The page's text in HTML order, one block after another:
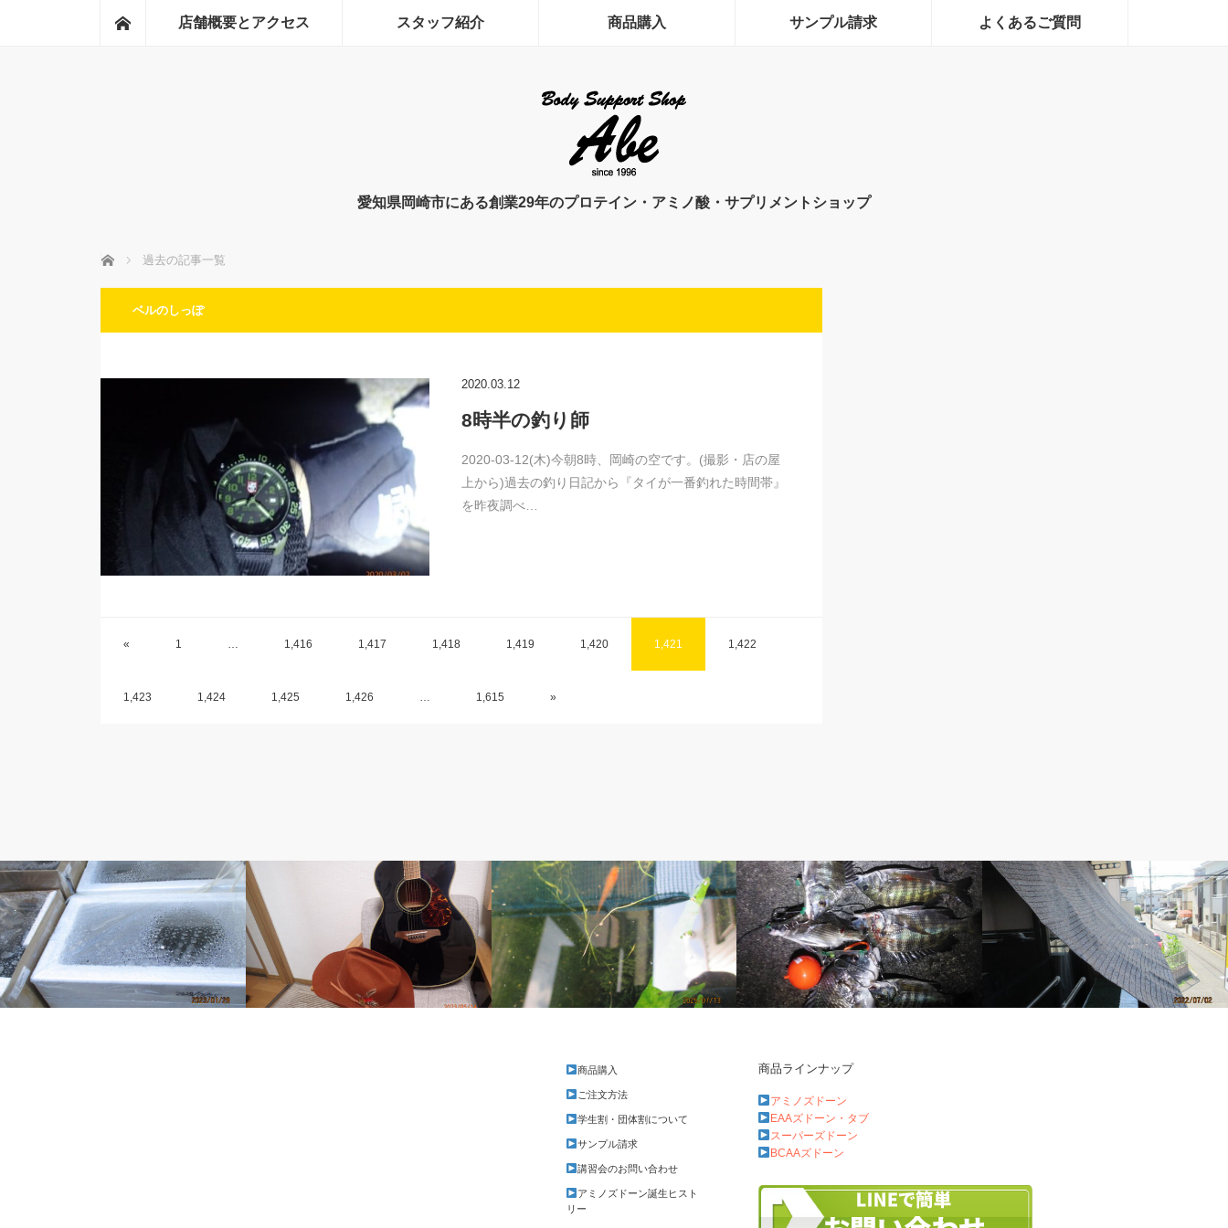
ホーム店舗概要とアクセス スタッフ紹介 商品購入 サンプル請求 よくあるご質問
愛知県岡崎市にある創業29年のプロテイン・アミノ酸・サプリメントショップ
ホーム 過去の記事一覧
ベルのしっぽ
2020.03.12
8時半の釣り師
2020-03-12(木)今朝8時、岡崎の空です。(撮影・店の屋
上から)過去の釣り日記から『タイが一番釣れた時間帯』
を昨夜調べ…
« 1 … 1,416 1,417 1,418 1,419 1,420 1,421 1,422
1,423 1,424 1,425 1,426 … 1,615 »
商品ラインナップ
アミノズドーン
EAAズドーン・タブ
スーパーズドーン
BCAAズドーン
商品購入
ご注文方法
学生割・団体割について
サンプル請求
講習会のお問い合わせ
アミノズドーン誕生ヒスト
リー